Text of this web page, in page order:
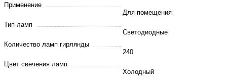
Применение
Для помещения
Тип ламп
Светодиодные
Количество ламп гирлянды
240
Цвет свечения ламп
Холодный